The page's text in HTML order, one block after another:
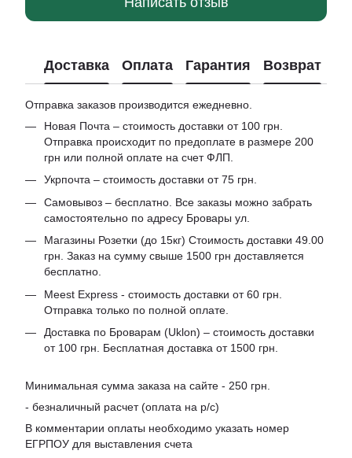
Доставка Оплата Гарантия Возврат
Отправка заказов производится ежедневно.
Новая Почта – стоимость доставки от 100 грн.
Отправка происходит по предоплате в размере 200
грн или полной оплате на счет ФЛП.
Укрпочта – стоимость доставки от 75 грн.
Самовывоз – бесплатно. Все заказы можно забрать
самостоятельно по адресу Бровары ул.
Магазины Розетки (до 15кг) Стоимость доставки 49.00
грн. Заказ на сумму свыше 1500 грн доставляется
бесплатно.
Meest Express - стоимость доставки от 60 грн.
Отправка только по полной оплате.
Доставка по Броварам (Uklon) – стоимость доставки
от 100 грн. Бесплатная доставка от 1500 грн.
Минимальная сумма заказа на сайте - 250 грн.
- безналичный расчет (оплата на р/с)
В комментарии оплаты необходимо указать номер
ЕГРПОУ для выставления счета